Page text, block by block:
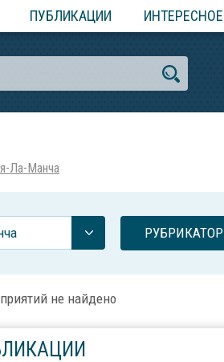
ПУБЛИКАЦИИ ИНТЕРЕСНОЕ
Ла-Манча
РУБРИКАТОР
не найдено